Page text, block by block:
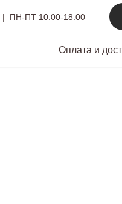
| ПН-ПТ 10.00-18.00
Оплата и